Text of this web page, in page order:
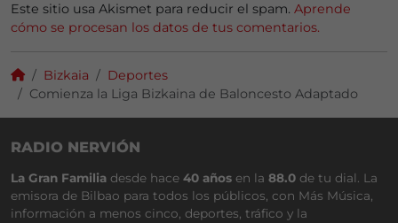
Este sitio usa Akismet para reducir el spam. Aprende
cómo se procesan los datos de tus comentarios.
Bizkaia
Deportes
Comienza la Liga Bizkaina de Baloncesto Adaptado
RADIO NERVIÓN
La Gran Familia desde hace 40 años en la 88.0 de tu dial. La
emisora de Bilbao para todos los públicos, con Más Música,
información a menos cinco, deportes, tráfico y la